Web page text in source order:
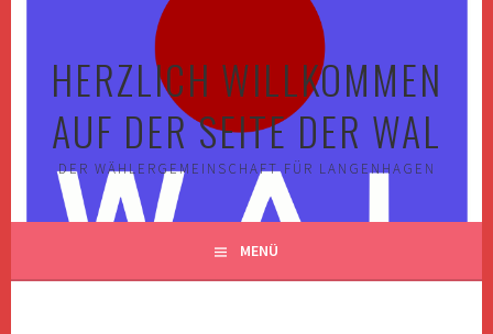
HERZLICH WILLKOMMEN
AUF DER SEITE DER WAL
DER WÄHLERGEMEINSCHAFT FÜR LANGENHAGEN
MENÜ